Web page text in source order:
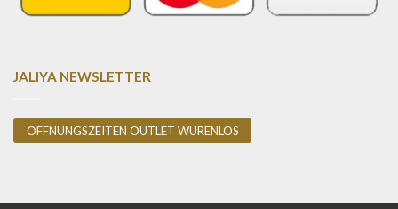
JALIYA NEWSLETTER
ÖFFNUNGSZEITEN OUTLET WÜRENLOS